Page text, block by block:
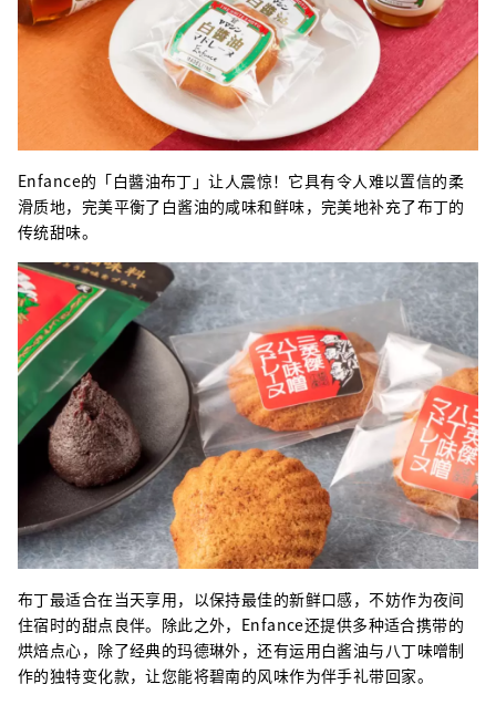
Enfance的「白醬油布丁」让人震惊！它具有令人难以置信的柔
滑质地，完美平衡了白酱油的咸味和鲜味，完美地补充了布丁的
传统甜味。
布丁最适合在当天享用，以保持最佳的新鲜口感，不妨作为夜间
住宿时的甜点良伴。除此之外，Enfance还提供多种适合携带的
烘焙点心，除了经典的玛德琳外，还有运用白酱油与八丁味噌制
作的独特变化款，让您能将碧南的风味作为伴手礼带回家。